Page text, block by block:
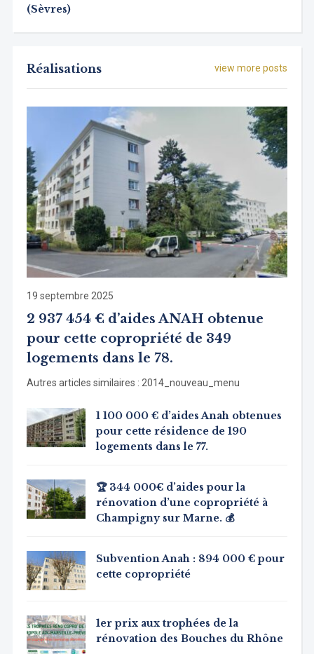
(Sèvres)
view more posts
Réalisations
19 septembre 2025
2 937 454 € d’aides ANAH obtenue
pour cette copropriété de 349
logements dans le 78.
Autres articles similaires : 2014_nouveau_menu
1 100 000 € d’aides Anah obtenues
pour cette résidence de 190
logements dans le 77.
🏆 344 000€ d’aides pour la
rénovation d’une copropriété à
Champigny sur Marne. 💰
Subvention Anah : 894 000 € pour
cette copropriété
1er prix aux trophées de la
rénovation des Bouches du Rhône